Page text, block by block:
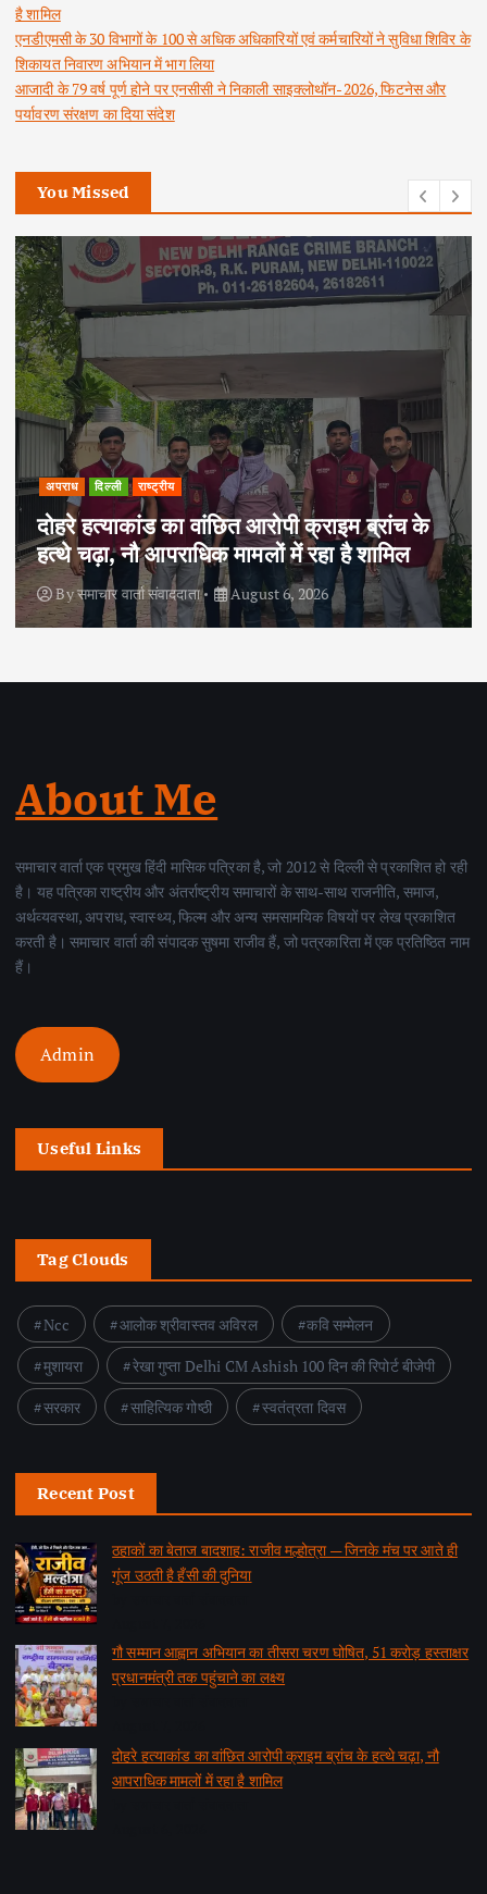
है शामिल
एनडीएमसी के 30 विभागों के 100 से अधिक अधिकारियों एवं कर्मचारियों ने सुविधा शिविर के
शिकायत निवारण अभियान में भाग लिया
आजादी के 79 वर्ष पूर्ण होने पर एनसीसी ने निकाली साइक्लोथॉन-2026, फिटनेस और
पर्यावरण संरक्षण का दिया संदेश
You Missed
अपराध दिल्ली राष्ट्रीय
दोहरे हत्याकांड का वांछित आरोपी क्राइम ब्रांच के
हत्थे चढ़ा, नौ आपराधिक मामलों में रहा है शामिल
Byसमाचार वार्ता संवाददाता August 6, 2026
About Me
समाचार वार्ता एक प्रमुख हिंदी मासिक पत्रिका है, जो 2012 से दिल्ली से प्रकाशित हो रही
है। यह पत्रिका राष्ट्रीय और अंतर्राष्ट्रीय समाचारों के साथ-साथ राजनीति, समाज,
अर्थव्यवस्था, अपराध, स्वास्थ्य, फिल्म और अन्य समसामयिक विषयों पर लेख प्रकाशित
करती है। समाचार वार्ता की संपादक सुषमा राजीव हैं, जो पत्रकारिता में एक प्रतिष्ठित नाम
हैं।
Admin
Useful Links
Tag Clouds
Ncc आलोक श्रीवास्तव अविरल
कवि सम्मेलन
मुशायरा
रेखा गुप्ता Delhi CM Ashish 100 दिन की रिपोर्ट बीजेपी
सरकार
साहित्यिक गोष्ठी स्वतंत्रता दिवस
Recent Post
ठहाकों का बेताज बादशाह: राजीव मल्होत्रा — जिनके मंच पर आते ही
गूंज उठती है हँसी की दुनिया
गौ सम्मान आह्वान अभियान का तीसरा चरण घोषित, 51 करोड़ हस्ताक्षर
प्रधानमंत्री तक पहुंचाने का लक्ष्य
दोहरे हत्याकांड का वांछित आरोपी क्राइम ब्रांच के हत्थे चढ़ा, नौ
आपराधिक मामलों में रहा है शामिल